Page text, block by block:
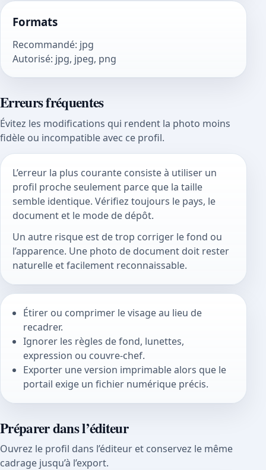
Formats
Recommandé: jpg
Autorisé: jpg, jpeg, png
Erreurs fréquentes
Évitez les modifications qui rendent la photo moins
fidèle ou incompatible avec ce profil.
L’erreur la plus courante consiste à utiliser un
profil proche seulement parce que la taille
semble identique. Vérifiez toujours le pays, le
document et le mode de dépôt.
Un autre risque est de trop corriger le fond ou
l’apparence. Une photo de document doit rester
naturelle et facilement reconnaissable.
Étirer ou comprimer le visage au lieu de
recadrer.
Ignorer les règles de fond, lunettes,
expression ou couvre-chef.
Exporter une version imprimable alors que le
portail exige un fichier numérique précis.
Préparer dans l’éditeur
Ouvrez le profil dans l’éditeur et conservez le même
cadrage jusqu’à l’export.